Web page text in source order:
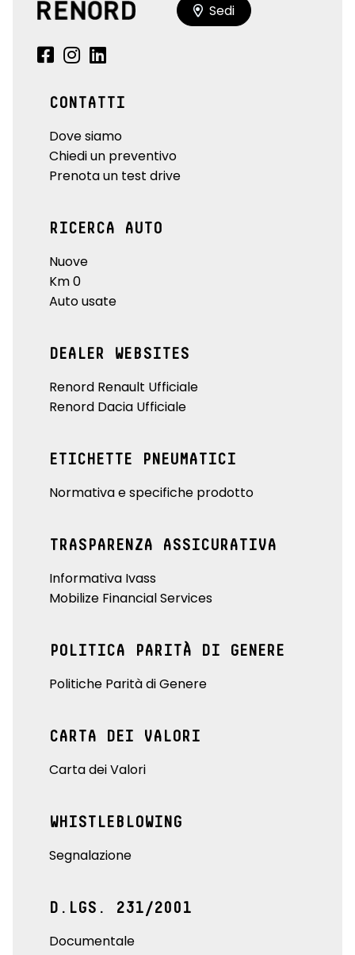
Sedi
CONTATTI
Dove siamo
Chiedi un preventivo
Prenota un test drive
RICERCA AUTO
Nuove
Km 0
Auto usate
DEALER WEBSITES
Renord Renault Ufficiale
Renord Dacia Ufficiale
ETICHETTE PNEUMATICI
Normativa e specifiche prodotto
TRASPARENZA ASSICURATIVA
Informativa Ivass
Mobilize Financial Services
POLITICA PARITÀ DI GENERE
Politiche Parità di Genere
CARTA DEI VALORI
Carta dei Valori
WHISTLEBLOWING
Segnalazione
D.LGS. 231/2001
Documentale